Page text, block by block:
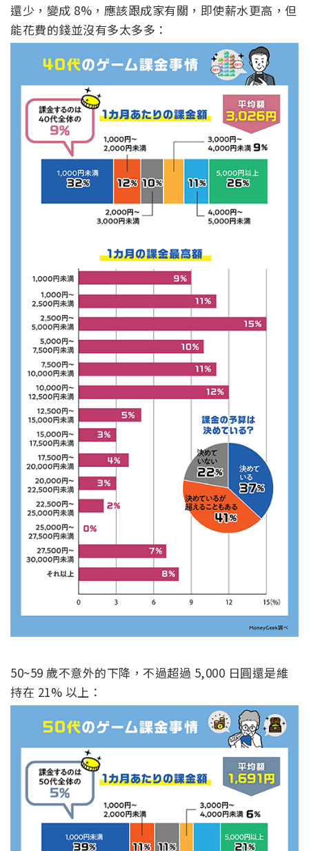
還少，變成 8%，應該跟成家有關，即使薪水更高，但
能花費的錢並沒有多太多多：
50~59 歲不意外的下降，不過超過 5,000 日圓還是維
持在 21% 以上：